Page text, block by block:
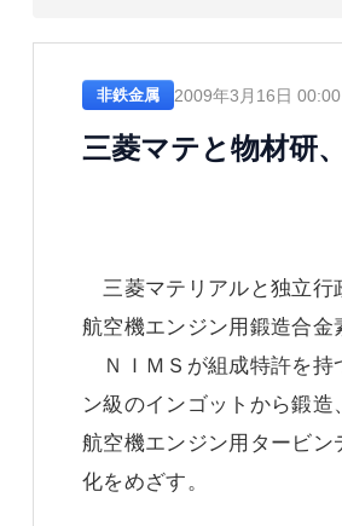
非鉄金属 2009年3月16日 00:00
三菱マテと物材研
三菱マテリアルと独立行
航空機エンジン用鍛造合金
ＮＩＭＳが組成特許を持
ン級のインゴットから鍛
航空機エンジン用タービ
化をめざす。